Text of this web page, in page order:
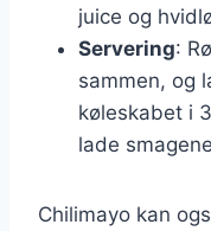
juice og
Servering:
sammen, og
køleskabet i
lade
Chilimayo kan